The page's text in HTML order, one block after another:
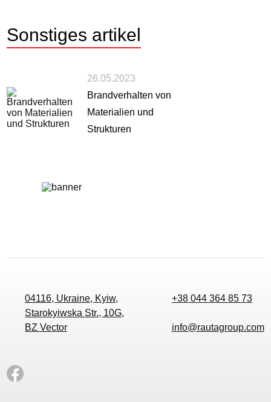
Sonstiges artikel
26.05.2023
Brandverhalten von
Materialien und
Strukturen
04116, Ukraine, Kyiw,
Starokyiwska Str., 10G,
BZ Vector
+38 044 364 85 73
info@rautagroup.com